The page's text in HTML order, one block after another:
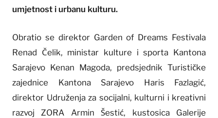
umjetnost i urbanu kulturu.
Obratio se direktor Garden of Dreams Festivala
Renad Čelik, ministar kulture i sporta Kantona
Sarajevo Kenan Magoda, predsjednik Turističke
zajednice Kantona Sarajevo Haris Fazlagić,
direktor Udruženja za socijalni, kulturni i kreativni
razvoj ZORA Armin Šestić, kustosica Galerije